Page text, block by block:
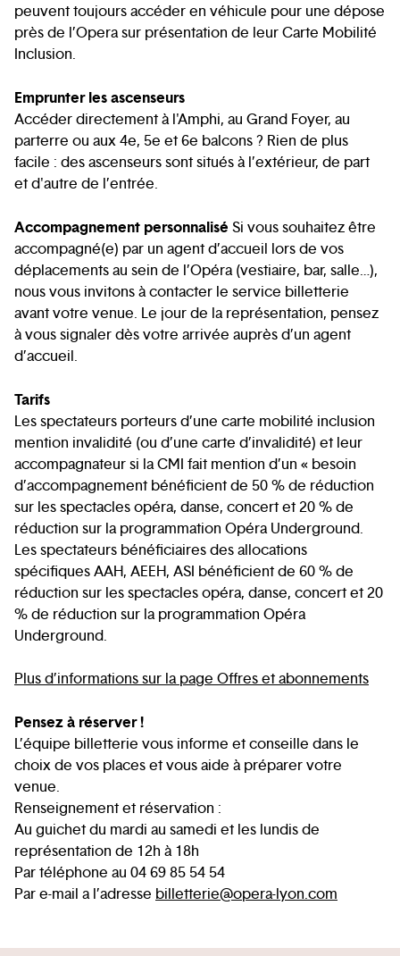
peuvent toujours accéder en véhicule pour une dépose
près de l’Opera sur présentation de leur Carte Mobilité
Inclusion.
Emprunter les ascenseurs
Accéder directement à l'Amphi, au Grand Foyer, au
parterre ou aux 4e, 5e et 6e balcons ? Rien de plus
facile : des ascenseurs sont situés à l’extérieur, de part
et d'autre de l’entrée.
Accompagnement personnalisé Si vous souhaitez être
accompagné(e) par un agent d’accueil lors de vos
déplacements au sein de l’Opéra (vestiaire, bar, salle…),
nous vous invitons à contacter le service billetterie
avant votre venue. Le jour de la représentation, pensez
à vous signaler dès votre arrivée auprès d’un agent
d’accueil.
Tarifs
Les spectateurs porteurs d’une carte mobilité inclusion
mention invalidité (ou d’une carte d’invalidité) et leur
accompagnateur si la CMI fait mention d’un « besoin
d’accompagnement bénéficient de 50 % de réduction
sur les spectacles opéra, danse, concert et 20 % de
réduction sur la programmation Opéra Underground.
Les spectateurs bénéficiaires des allocations
spécifiques AAH, AEEH, ASI bénéficient de 60 % de
réduction sur les spectacles opéra, danse, concert et 20
% de réduction sur la programmation Opéra
Underground.
Plus d’informations sur la page Offres et abonnements
Pensez à réserver !
L’équipe billetterie vous informe et conseille dans le
choix de vos places et vous aide à préparer votre
venue.
Renseignement et réservation :
Au guichet du mardi au samedi et les lundis de
représentation de 12h à 18h
Par téléphone au 04 69 85 54 54
Par e-mail a l’adresse billetterie@opera-lyon.com